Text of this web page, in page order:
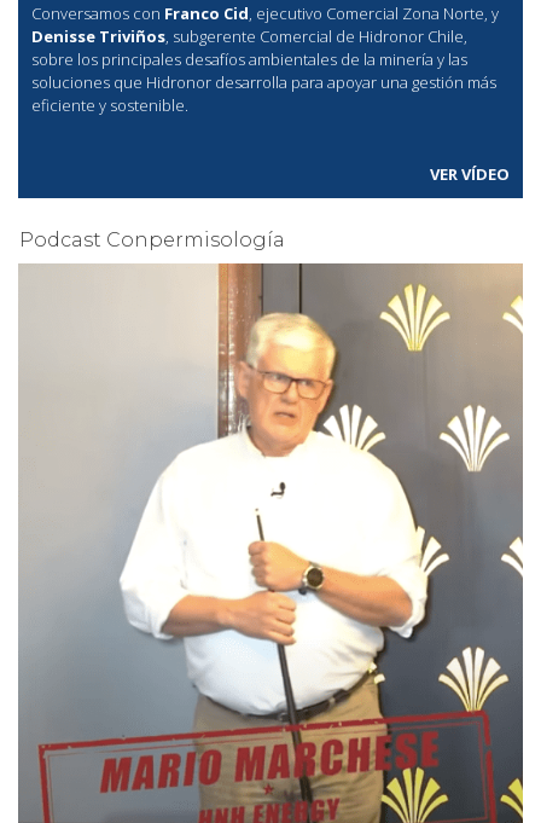
Conversamos con Franco Cid, ejecutivo Comercial Zona Norte, y
Denisse Triviños, subgerente Comercial de Hidronor Chile,
sobre los principales desafíos ambientales de la minería y las
soluciones que Hidronor desarrolla para apoyar una gestión más
eficiente y sostenible.
VER VÍDEO
Podcast Conpermisología